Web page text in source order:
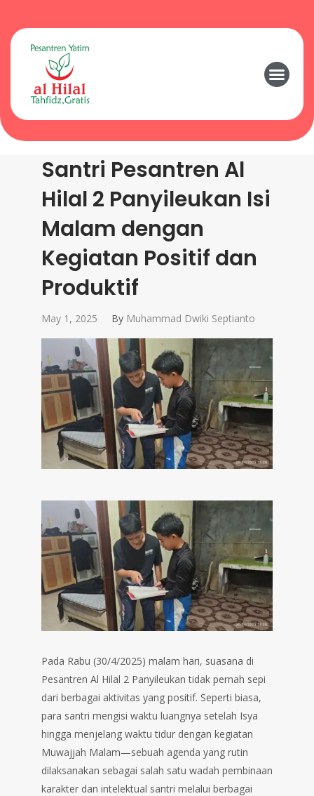
Santri Pesantren Al
Hilal 2 Panyileukan Isi
Malam dengan
Kegiatan Positif dan
Produktif
May 1, 2025 By Muhammad Dwiki Septianto
Pada Rabu (30/4/2025) malam hari, suasana di
Pesantren Al Hilal 2 Panyileukan tidak pernah sepi
dari berbagai aktivitas yang positif. Seperti biasa,
para santri mengisi waktu luangnya setelah Isya
hingga menjelang waktu tidur dengan kegiatan
Muwajjah Malam—sebuah agenda yang rutin
dilaksanakan sebagai salah satu wadah pembinaan
karakter dan intelektual santri melalui berbagai